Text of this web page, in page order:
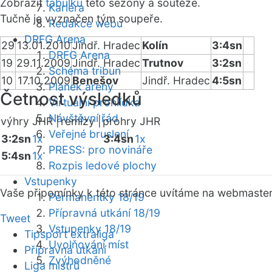
Kariéra
Redakce webu
DRFG Arena
DRFG Arena
Schéma tribun
Plánek areny
Virtuální prohlídka
Návštěvní řád
Veřejné bruslení
PRESS: pro novináře
Rozpis ledové plochy
Vstupenky
Permanentky 18/19
Přípravná utkání 18/19
Vstupenky 18/19
Uvolňování míst
Zvýhodněné
Zobrazit tabulku této sezóny a soutěže.
Tučně je vyznačen tým soupeře.
29 13.01.2010Jindř. Hradec Kolín
3:4sn
19 29.11.2009Jindř. HradecTrutnov
3:2sn
10 17.10.2009 Benešov Jindř. Hradec4:5sn
Četnost výsledků
výhry JHR |remízy | prohry JHR
3:2sn1x
5:4sn1x
3:4sn1x
Vaše připomínky k této stránce uvítáme na webmaster
Tweet
Tipsport extraliga
Přípravná utkání
Liga mistrů